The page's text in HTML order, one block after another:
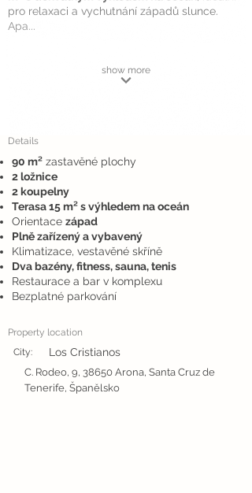
pro relaxaci a vychutnání západů slunce.
Apa...
show more
Details
90 m² zastavěné plochy
2 ložnice
2 koupelny
Terasa 15 m² s výhledem na oceán
Orientace západ
Plně zařízený a vybavený
Klimatizace, vestavěné skříně
Dva bazény, fitness, sauna, tenis
Restaurace a bar v komplexu
Bezplatné parkování
Property location
City:
Los Cristianos
C. Rodeo, 9, 38650 Arona, Santa Cruz de
Tenerife, Španělsko